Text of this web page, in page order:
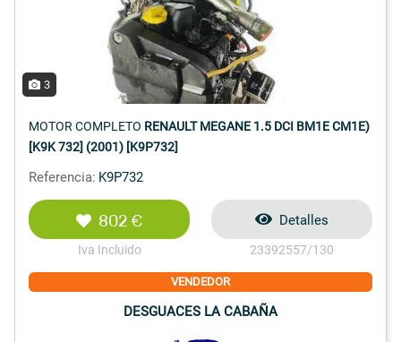
3
MOTOR COMPLETO RENAULT MEGANE 1.5 DCI BM1E CM1E)
[K9K 732] (2001) [K9P732]
Referencia: K9P732
802 €
Iva Incluido
Detalles
23392557/130
VENDEDOR
DESGUACES LA CABAÑA